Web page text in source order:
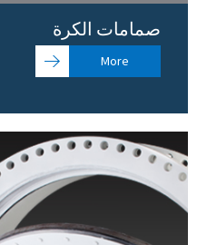
صمامات الكرة
More